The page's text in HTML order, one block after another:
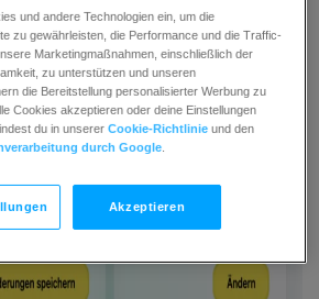
und andere Technologien ein, um die
zu gewährleisten, die Performance und die Traffic-
Marketingmaßnahmen, einschließlich der
zu unterstützen und unseren
die Bereitstellung personalisierter Werbung zu
Cookies akzeptieren oder deine Einstellungen
du in unsererCookie-Richtlinie und den
durch Google
Akzeptieren